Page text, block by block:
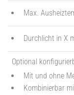
Max.
Durchlicht in X
Optional
Mit und ohne
Kombinierbar